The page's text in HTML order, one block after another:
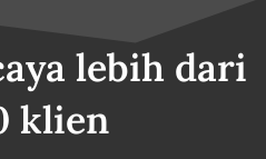
lebih dari
klien